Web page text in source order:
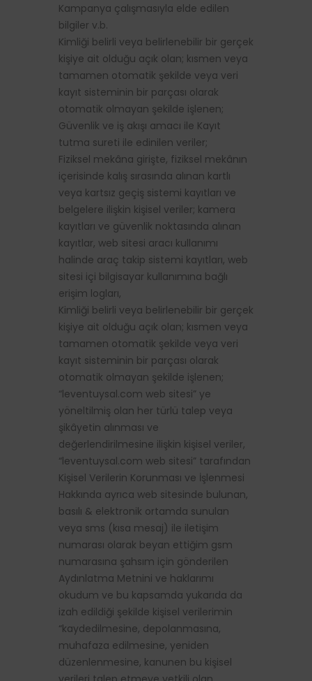
Kampanya çalışmasıyla elde edilen
bilgiler v.b.
Kimliği belirli veya belirlenebilir bir gerçek
kişiye ait olduğu açık olan; kısmen veya
tamamen otomatik şekilde veya veri
kayıt sisteminin bir parçası olarak
otomatik olmayan şekilde işlenen;
Güvenlik ve iş akışı amacı ile Kayıt
tutma sureti ile edinilen veriler;
Fiziksel mekâna girişte, fiziksel mekânın
içerisinde kalış sırasında alınan kartlı
veya kartsız geçiş sistemi kayıtları ve
belgelere ilişkin kişisel veriler; kamera
kayıtları ve güvenlik noktasında alınan
kayıtlar, web sitesi aracı kullanımı
halinde araç takip sistemi kayıtları, web
sitesi içi bilgisayar kullanımına bağlı
erişim logları,
Kimliği belirli veya belirlenebilir bir gerçek
kişiye ait olduğu açık olan; kısmen veya
tamamen otomatik şekilde veya veri
kayıt sisteminin bir parçası olarak
otomatik olmayan şekilde işlenen;
“leventuysal.com web sitesi” ye
yöneltilmiş olan her türlü talep veya
şikâyetin alınması ve
değerlendirilmesine ilişkin kişisel veriler,
“leventuysal.com web sitesi” tarafından
Kişisel Verilerin Korunması ve İşlenmesi
Hakkında ayrıca web sitesinde bulunan,
basılı & elektronik ortamda sunulan
veya sms (kısa mesaj) ile iletişim
numarası olarak beyan ettiğim gsm
numarasına şahsım için gönderilen
Aydınlatma Metnini ve haklarımı
okudum ve bu kapsamda yukarıda da
izah edildiği şekilde kişisel verilerimin
“kaydedilmesine, depolanmasına,
muhafaza edilmesine, yeniden
düzenlenmesine, kanunen bu kişisel